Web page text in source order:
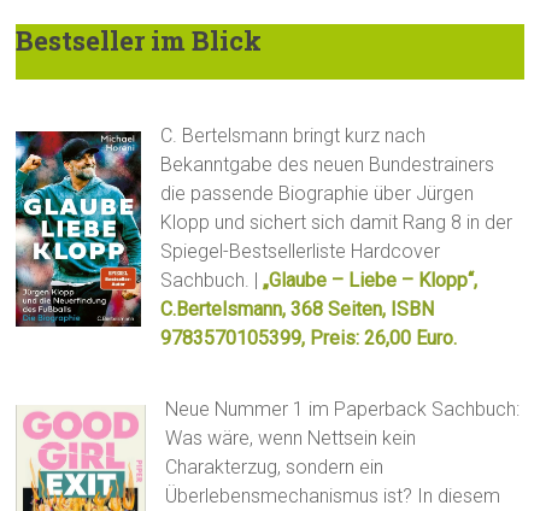
Bestseller im Blick
C. Bertelsmann bringt kurz nach
Bekanntgabe des neuen Bundestrainers
die passende Biographie über Jürgen
Klopp und sichert sich damit Rang 8 in der
Spiegel-Bestsellerliste Hardcover
Sachbuch. |„Glaube – Liebe – Klopp“,
C.Bertelsmann, 368 Seiten, ISBN
9783570105399, Preis: 26,00 Euro.
Neue Nummer 1 im Paperback Sachbuch:
Was wäre, wenn Nettsein kein
Charakterzug, sondern ein
Überlebensmechanismus ist? In diesem